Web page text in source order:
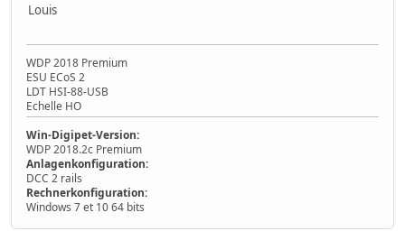
Louis
WDP 2018 Premium
ESU ECoS 2
LDT HSI-88-USB
Echelle HO
Win-Digipet-Version:
WDP 2018.2c Premium
Anlagenkonfiguration:
DCC 2 rails
Rechnerkonfiguration:
Windows 7 et 10 64 bits